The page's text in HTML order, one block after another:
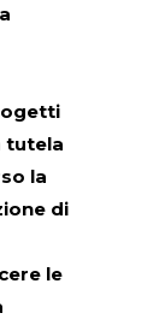
tutela
la
di
le